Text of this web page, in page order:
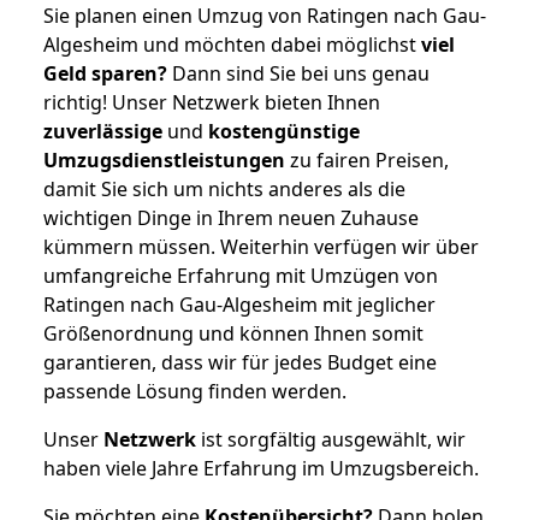
Sie planen einen Umzug von Ratingen nach Gau-
Algesheim und möchten dabei möglichstviel
Geld sparen? Dann sind Sie bei uns genau
richtig! Unser Netzwerk bieten Ihnen
zuverlässige und kostengünstige
Umzugsdienstleistungen zu fairen Preisen,
damit Sie sich um nichts anderes als die
wichtigen Dinge in Ihrem neuen Zuhause
kümmern müssen. Weiterhin verfügen wir über
umfangreiche Erfahrung mit Umzügen von
Ratingen nach Gau-Algesheim mit jeglicher
Größenordnung und können Ihnen somit
garantieren, dass wir für jedes Budget eine
passende Lösung finden werden.
Unser Netzwerk ist sorgfältig ausgewählt, wir
haben viele Jahre Erfahrung im Umzugsbereich.